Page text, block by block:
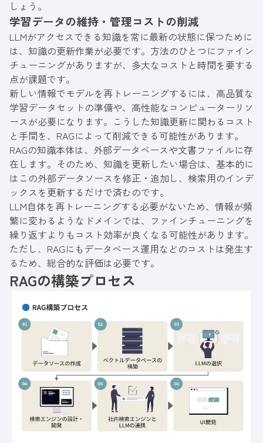
しょう。
学習データの維持・管理コストの削減
LLMがアクセスできる知識を常に最新の状態に保つために
は、知識の更新作業が必要です。方法のひとつにファイン
チューニングがありますが、多大なコストと時間を要する
点が課題です。
新しい情報でモデルを再トレーニングするには、高品質な
学習データセットの準備や、高性能なコンピューターリソ
ースが必要になります。こうした知識更新に関わるコスト
と手間を、RAGによって削減できる可能性があります。
RAGの知識本体は、外部データベースや文書ファイルに存
在します。そのため、知識を更新したい場合は、基本的に
はこの外部データソースを修正・追加し、検索用のインデ
ックスを更新するだけで済むのです。
LLM自体を再トレーニングする必要がないため、情報が頻
繁に変わるようなドメインでは、ファインチューニングを
繰り返すよりもコスト効率が良くなる可能性があります。
ただし、RAGにもデータベース運用などのコストは発生す
るため、総合的な評価は必要です。
RAGの構築プロセス